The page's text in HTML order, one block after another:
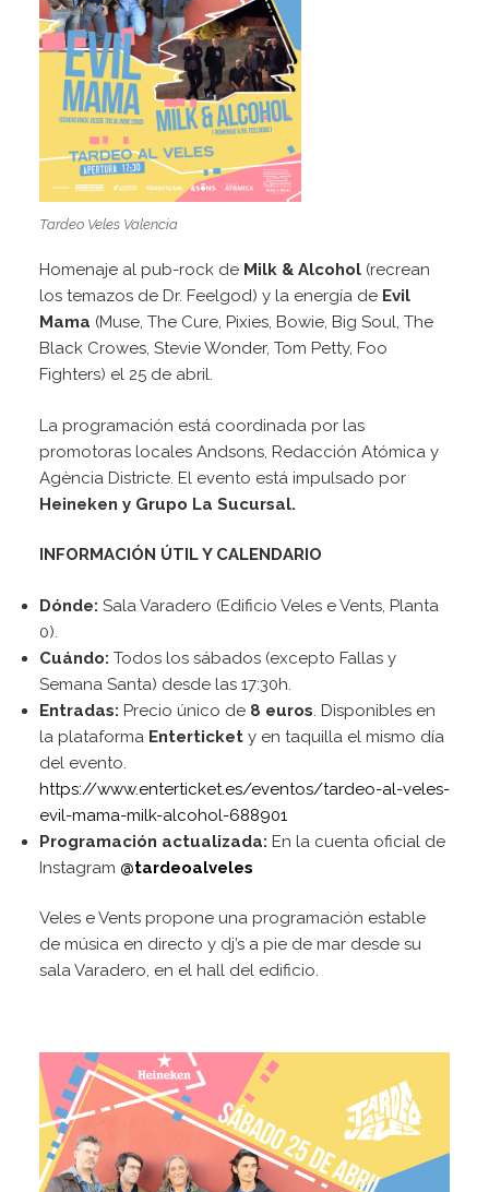
Tardeo Veles Valencia
Homenaje al pub-rock de Milk & Alcohol (recrean
los temazos de Dr. Feelgod) y la energía de Evil
Mama (Muse, The Cure, Pixies, Bowie, Big Soul, The
Black Crowes, Stevie Wonder, Tom Petty, Foo
Fighters) el 25 de abril.
La programación está coordinada por las
promotoras locales Andsons, Redacción Atómica y
Agència Districte. El evento está impulsado por
Heineken y Grupo La Sucursal.
INFORMACIÓN ÚTIL Y CALENDARIO
Dónde: Sala Varadero (Edificio Veles e Vents, Planta
0).
Cuándo: Todos los sábados (excepto Fallas y
Semana Santa) desde las 17:30h.
Entradas: Precio único de 8 euros. Disponibles en
la plataforma Enterticket y en taquilla el mismo día
del evento.
https://www.enterticket.es/eventos/tardeo-al-veles-
evil-mama-milk-alcohol-688901
Programación actualizada: En la cuenta oficial de
Instagram @tardeoalveles
Veles e Vents propone una programación estable
de música en directo y dj’s a pie de mar desde su
sala Varadero, en el hall del edificio.